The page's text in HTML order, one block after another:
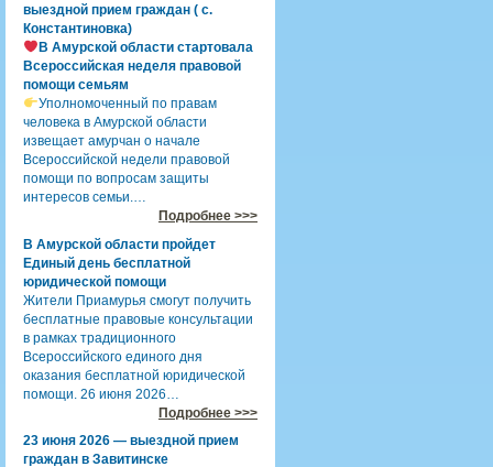
выездной прием граждан ( с.
Константиновка)
В Амурской области стартовала
Всероссийская неделя правовой
помощи семьям
Уполномоченный по правам
человека в Амурской области
извещает амурчан о начале
Всероссийской недели правовой
помощи по вопросам защиты
интересов семьи.…
Подробнее >>>
В Амурской области пройдет
Единый день бесплатной
юридической помощи
Жители Приамурья смогут получить
бесплатные правовые консультации
в рамках традиционного
Всероссийского единого дня
оказания бесплатной юридической
помощи. 26 июня 2026…
Подробнее >>>
23 июня 2026 — выездной прием
граждан в Завитинске